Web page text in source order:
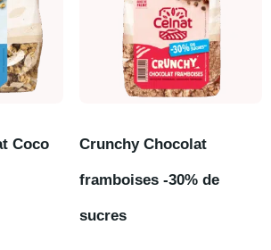
Coco Crunchy Chocolat
framboises -30% de
sucres